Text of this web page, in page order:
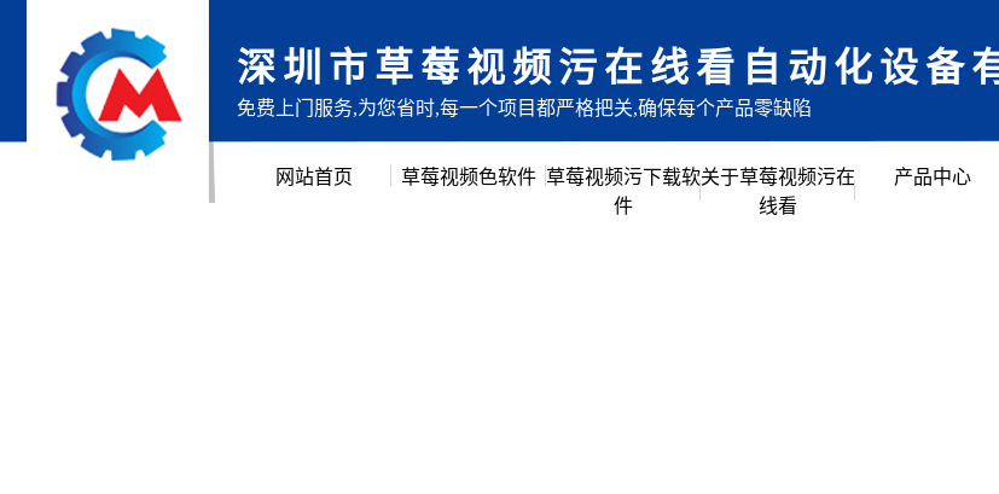
深圳市草莓视频污在线看自动化设备
免费上门服务,为您省时,每一个项目都严格把关,确保每个产品零缺陷
网站首页 草莓视频色软件 草莓视频污下载软
件
关于草莓视频污在
线看
公司简介
产品中心